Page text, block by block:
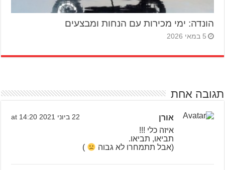
הונדה: ימי מכירות עם הנחות ומבצעים
5 במאי 2026
תגובה אחת
אורן 22 ביוני 2021 at 14:20
איזה כלי !!!
תביאו, תביאו.
(אבל תתמחרו לא גבוה
)